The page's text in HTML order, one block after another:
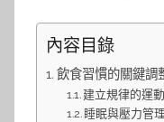
內容目錄
飲食習慣的關鍵調
建立規律的運
睡眠與壓力管